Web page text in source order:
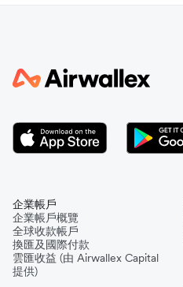
企業帳戶
企業帳戶概覽
全球收款帳戶
換匯及國際付款
雲匯收益 (由 Airwallex Capital
提供)